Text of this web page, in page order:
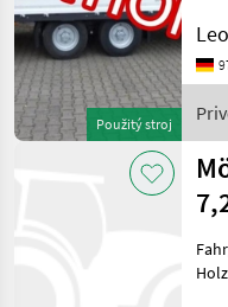
Použitý stroj
840 mm, 10